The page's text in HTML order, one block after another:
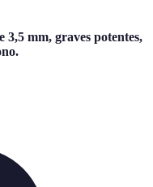
mm, graves potentes,